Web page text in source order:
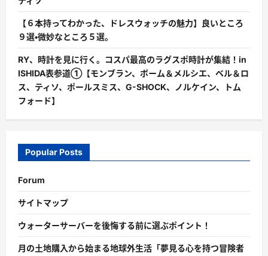
【６本持ってわかった、ドレスウォッチの魅力】良いところ
９選・微妙なところ５選。
RY、時計を見に行く。コスパ最高のラグスポ時計が集結！in
ISHIDA表参道①【モンブラン、ボーム＆メルシエ、ベル＆ロ
ス、ティソ、ポールスミス、G-SHOCK、ノルケイン、トム
フォード】
Popular Posts
Forum
サイトマップ
ウォーターサーバーを後悔する前に選ぶポイント！
月の土地購入から始まる地球外生活「夢見る心を持つ冒険者